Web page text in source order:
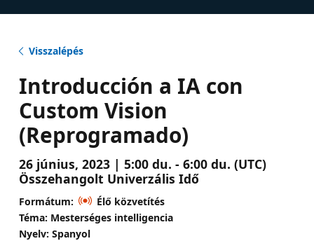
Visszalépés
Introducción a IA con
Custom Vision
(Reprogramado)
26 június, 2023 | 5:00 du. - 6:00 du. (UTC)
Összehangolt Univerzális Idő
Formátum:
Élő közvetítés
Téma: Mesterséges intelligencia
Nyelv: Spanyol